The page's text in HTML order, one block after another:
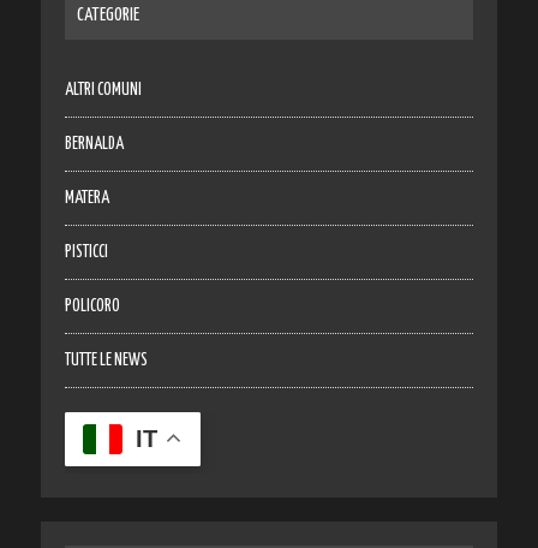
CATEGORIE
ALTRI COMUNI
BERNALDA
MATERA
PISTICCI
POLICORO
TUTTE LE NEWS
IT